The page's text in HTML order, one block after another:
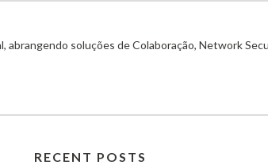
soluções de Colaboração, Network
RECENT POSTS